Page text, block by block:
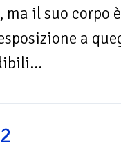
il suo corpo
a